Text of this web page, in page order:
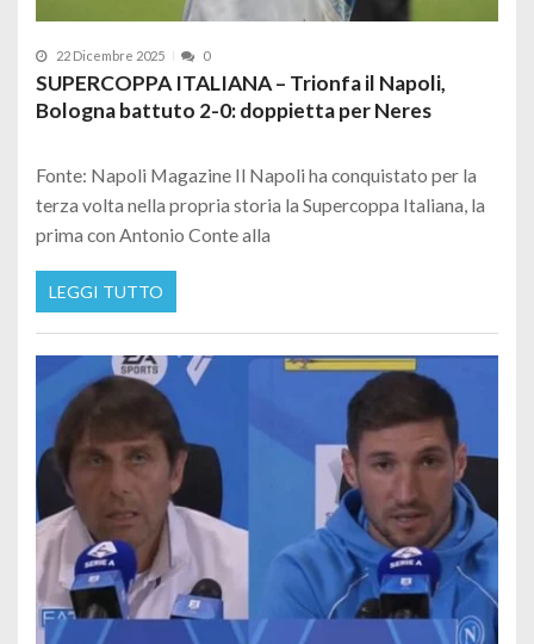
22 Dicembre 2025 0
SUPERCOPPA ITALIANA – Trionfa il Napoli,
Bologna battuto 2-0: doppietta per Neres
Fonte: Napoli Magazine Il Napoli ha conquistato per la
terza volta nella propria storia la Supercoppa Italiana, la
prima con Antonio Conte alla
LEGGI TUTTO